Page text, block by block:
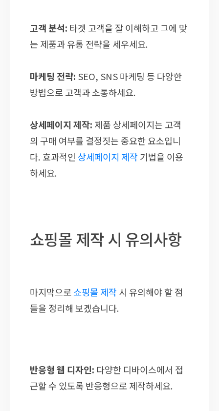
고객 분석: 타겟 고객을 잘 이해하고 그에 맞
는 제품과 유통 전략을 세우세요.
마케팅 전략: SEO, SNS 마케팅 등 다양한
방법으로 고객과 소통하세요.
상세페이지 제작: 제품 상세페이지는 고객
의 구매 여부를 결정짓는 중요한 요소입니
다. 효과적인 상세페이지 제작 기법을 이용
하세요.
쇼핑몰 제작 시 유의사항
마지막으로쇼핑몰 제작 시 유의해야 할 점
들을 정리해 보겠습니다.
반응형 웹 디자인: 다양한 디바이스에서 접
근할 수 있도록 반응형으로 제작하세요.